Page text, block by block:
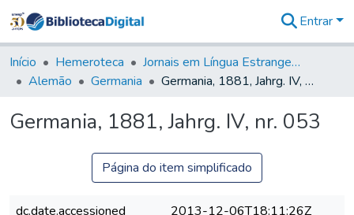
&
Coleções
Tudo na
Digital
Entrar
Início Hemeroteca
Jornais em Língua Estrangeira
Alemão
Germania Germania, 1881, Jahrg. IV, nr. 053
Germania, 1881, Jahrg. IV, nr. 053
Página do item simplificado
dc.date.accessioned
2013-12-06T18:11:26Z